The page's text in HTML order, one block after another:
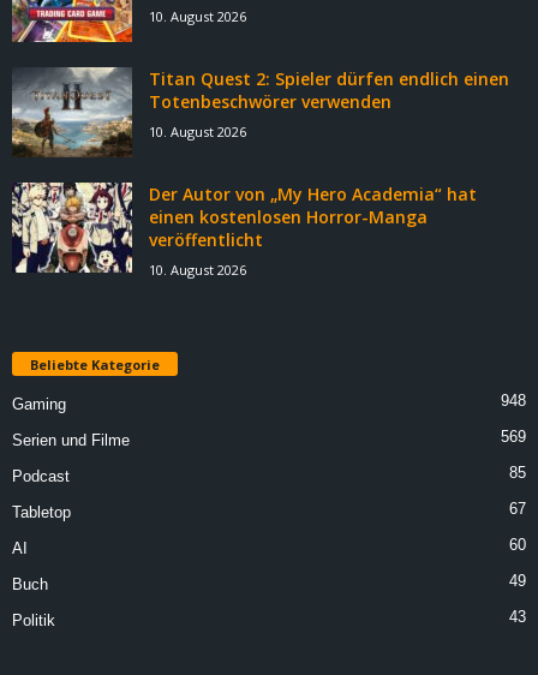
10. August 2026
Titan Quest 2: Spieler dürfen endlich einen
Totenbeschwörer verwenden
10. August 2026
Der Autor von „My Hero Academia“ hat
einen kostenlosen Horror-Manga
veröffentlicht
10. August 2026
Beliebte Kategorie
Gaming 948
Serien und Filme 569
Podcast 85
Tabletop 67
AI 60
Buch 49
Politik 43